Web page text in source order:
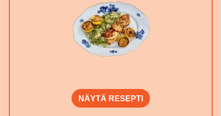
NÄYTÄ RESEPTI